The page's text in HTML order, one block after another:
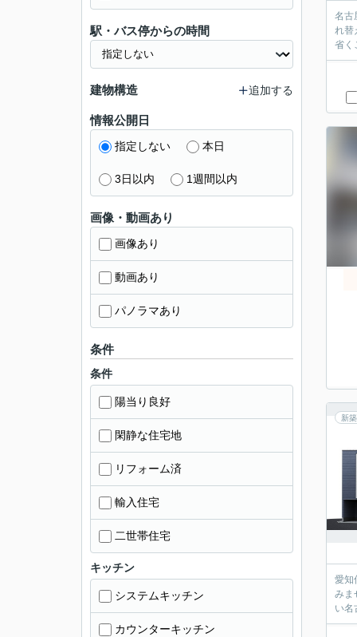
名古
れ替
省く
新
愛知
みま
い名
駅・バス停からの時間
建物構造 追加する
情報公開日
指定しない 本日
3日以内 1週間以内
画像・動画あり
画像あり
動画あり
パノラマあり
条件
条件
陽当り良好
閑静な住宅地
リフォーム済
輸入住宅
二世帯住宅
キッチン
システムキッチン
カウンターキッチン